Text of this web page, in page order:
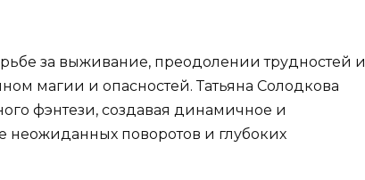
за выживание, преодолении трудностей и
магии и опасностей. Татьяна Солодкова
фэнтези, создавая динамичное и
неожиданных поворотов и глубоких